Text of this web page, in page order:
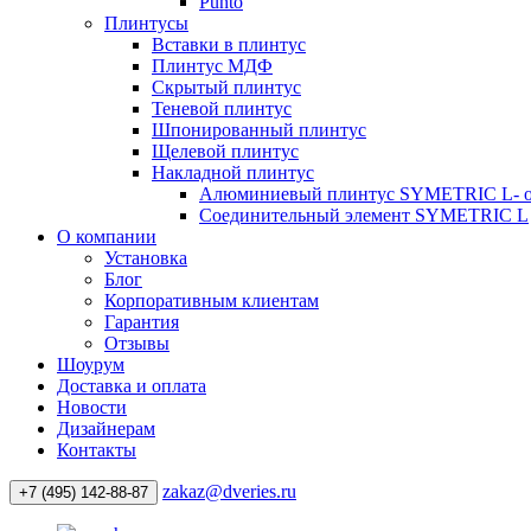
Плинтусы
Вставки в плинтус
Плинтус МДФ
Скрытый плинтус
Теневой плинтус
Шпонированный плинтус
Щелевой плинтус
Накладной плинтус
Алюминиевый плинтус SYMETRIC L-
Соединительный элемент SYMETRIC L
О компании
Установка
Блог
Корпоративным клиентам
Гарантия
Отзывы
Шоурум
Доставка и оплата
Новости
Дизайнерам
Контакты
+7 (495) 142-88-87 zakaz@dveries.ru